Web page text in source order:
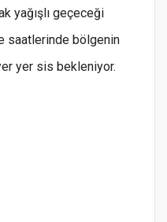
yağışlı geçeceği
saatlerinde bölgenin
yer sis bekleniyor.